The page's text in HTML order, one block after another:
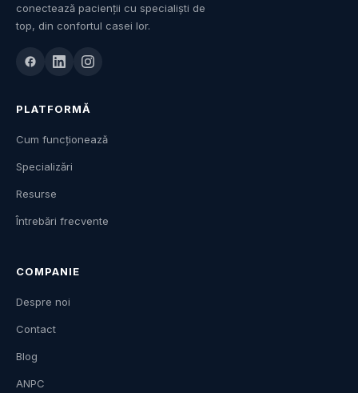
conectează pacienții cu specialiști de
top, din confortul casei lor.
PLATFORMĂ
Cum funcționează
Specializări
Resurse
Întrebări frecvente
COMPANIE
Despre noi
Contact
Blog
ANPC